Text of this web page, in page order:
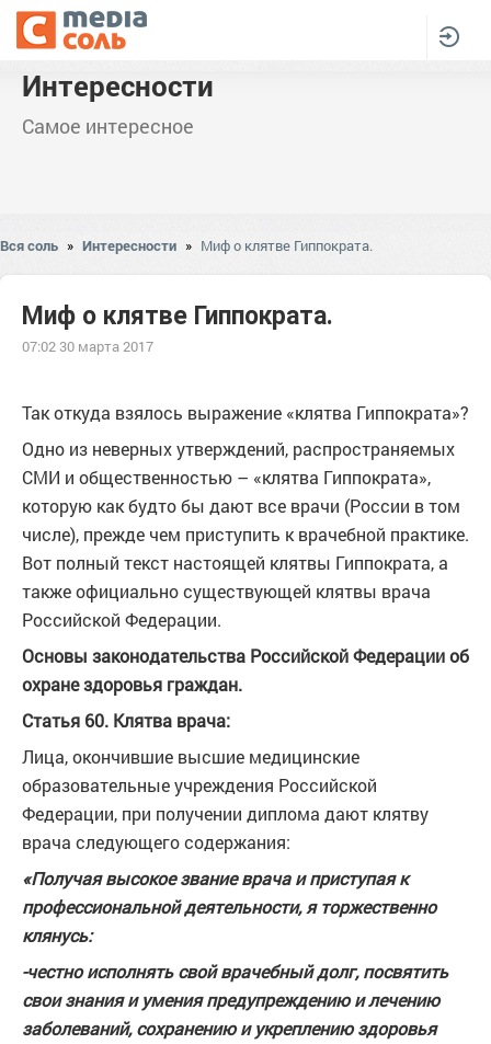
Интересности
Самое интересное
Вся соль » Интересности » Миф о клятве Гиппократа.
Миф о клятве Гиппократа.
07:02 30 марта 2017
Так откуда взялось выражение «клятва Гиппократа»?
Одно из неверных утверждений, распространяемых
СМИ и общественностью – «клятва Гиппократа»,
которую как будто бы дают все врачи (России в том
числе), прежде чем приступить к врачебной практике.
Вот полный текст настоящей клятвы Гиппократа, а
также официально существующей клятвы врача
Российской Федерации.
Основы законодательства Российской Федерации об
охране здоровья граждан.
Статья 60. Клятва врача:
Лица, окончившие высшие медицинские
образовательные учреждения Российской
Федерации, при получении диплома дают клятву
врача следующего содержания:
«Получая высокое звание врача и приступая к
профессиональной деятельности, я торжественно
клянусь:
-честно исполнять свой врачебный долг, посвятить
свои знания и умения предупреждению и лечению
заболеваний, сохранению и укреплению здоровья